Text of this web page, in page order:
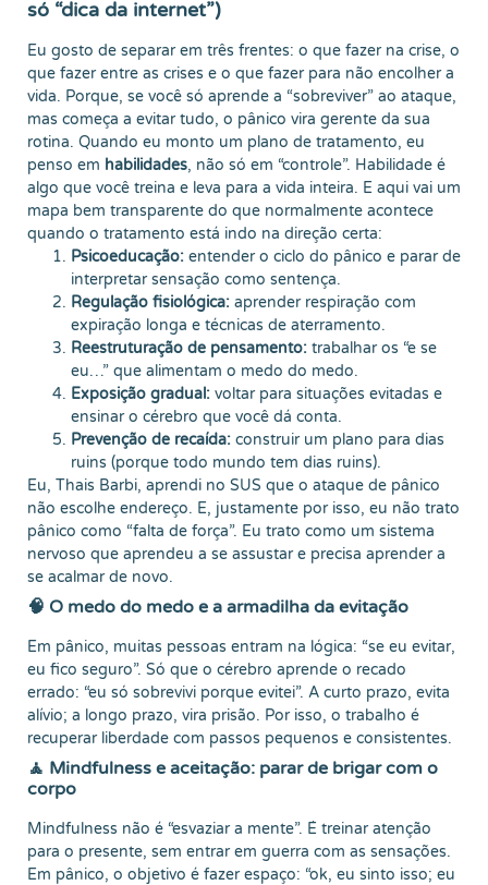
só “dica da internet”)
Eu gosto de separar em três frentes: o que fazer na crise, o
que fazer entre as crises e o que fazer para não encolher a
vida. Porque, se você só aprende a “sobreviver” ao ataque,
mas começa a evitar tudo, o pânico vira gerente da sua
rotina. Quando eu monto um plano de tratamento, eu
penso em habilidades, não só em “controle”. Habilidade é
algo que você treina e leva para a vida inteira. E aqui vai um
mapa bem transparente do que normalmente acontece
quando o tratamento está indo na direção certa:
Psicoeducação: entender o ciclo do pânico e parar de
interpretar sensação como sentença.
Regulação fisiológica: aprender respiração com
expiração longa e técnicas de aterramento.
Reestruturação de pensamento: trabalhar os “e se
eu…” que alimentam o medo do medo.
Exposição gradual: voltar para situações evitadas e
ensinar o cérebro que você dá conta.
Prevenção de recaída: construir um plano para dias
ruins (porque todo mundo tem dias ruins).
Eu, Thais Barbi, aprendi no SUS que o ataque de pânico
não escolhe endereço. E, justamente por isso, eu não trato
pânico como “falta de força”. Eu trato como um sistema
nervoso que aprendeu a se assustar e precisa aprender a
se acalmar de novo.
🧠 O medo do medo e a armadilha da evitação
Em pânico, muitas pessoas entram na lógica: “se eu evitar,
eu fico seguro”. Só que o cérebro aprende o recado
errado: “eu só sobrevivi porque evitei”. A curto prazo, evita
alívio; a longo prazo, vira prisão. Por isso, o trabalho é
recuperar liberdade com passos pequenos e consistentes.
🧘 Mindfulness e aceitação: parar de brigar com o
corpo
Mindfulness não é “esvaziar a mente”. É treinar atenção
para o presente, sem entrar em guerra com as sensações.
Em pânico, o objetivo é fazer espaço: “ok, eu sinto isso; eu